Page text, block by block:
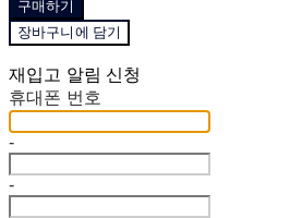
구매하기
장바구니에 담기
재입고 알림 신청
휴대폰 번호
-
-